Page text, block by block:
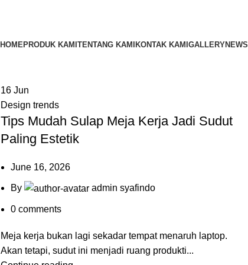
HOMEPRODUK KAMI TENTANG KAMI KONTAK KAMI GALLERYNEWS
16 Jun
Design trends
Tips Mudah Sulap Meja Kerja Jadi Sudut
Paling Estetik
June 16, 2026
By admin syafindo
0 comments
Meja kerja bukan lagi sekadar tempat menaruh laptop.
Akan tetapi, sudut ini menjadi ruang produkti...